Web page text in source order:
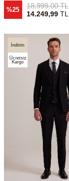
%25 18.999,00TL
14.249,99TL
İndirim
Ücretsiz
Kargo